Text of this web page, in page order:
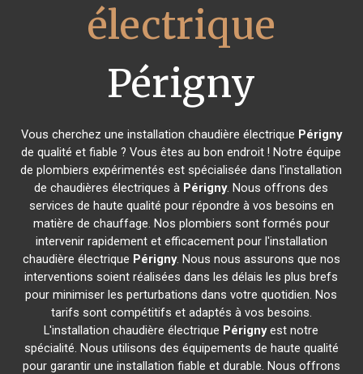
électrique
Périgny
Vous cherchez une installation chaudière électrique Périgny
de qualité et fiable ? Vous êtes au bon endroit ! Notre équipe
de plombiers expérimentés est spécialisée dans l'installation
de chaudières électriques à Périgny. Nous offrons des
services de haute qualité pour répondre à vos besoins en
matière de chauffage. Nos plombiers sont formés pour
intervenir rapidement et efficacement pour l'installation
chaudière électrique Périgny. Nous nous assurons que nos
interventions soient réalisées dans les délais les plus brefs
pour minimiser les perturbations dans votre quotidien. Nos
tarifs sont compétitifs et adaptés à vos besoins.
L'installation chaudière électrique Pérignyest notre
spécialité. Nous utilisons des équipements de haute qualité
pour garantir une installation fiable et durable. Nous offrons